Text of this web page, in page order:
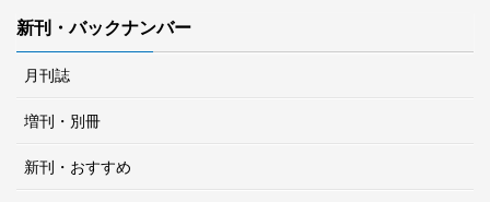
新刊・バックナンバー
月刊誌
増刊・別冊
新刊・おすすめ